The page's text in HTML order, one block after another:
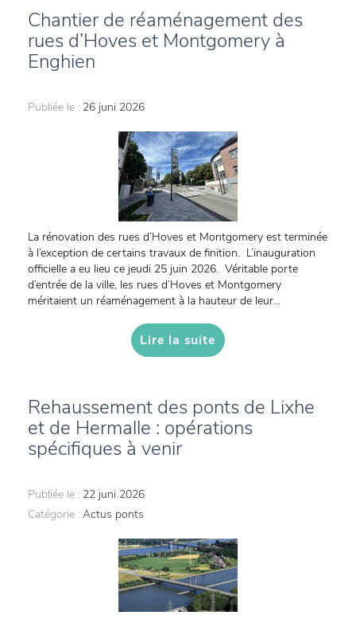
Chantier de réaménagement des
rues d’Hoves et Montgomery à
Enghien
Publiée le : 26 juni 2026
La rénovation des rues d’Hoves et Montgomery est terminée
à l’exception de certains travaux de finition. L’inauguration
officielle a eu lieu ce jeudi 25 juin 2026. Véritable porte
d’entrée de la ville, les rues d’Hoves et Montgomery
méritaient un réaménagement à la hauteur de leur...
Lire la suite
Rehaussement des ponts de Lixhe
et de Hermalle : opérations
spécifiques à venir
Publiée le : 22 juni 2026
Catégorie : Actus ponts